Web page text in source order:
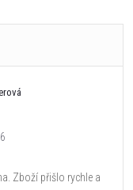
Zboží přišlo rychle a